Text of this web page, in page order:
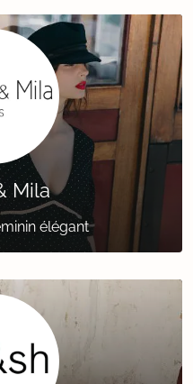
Mila
élégant